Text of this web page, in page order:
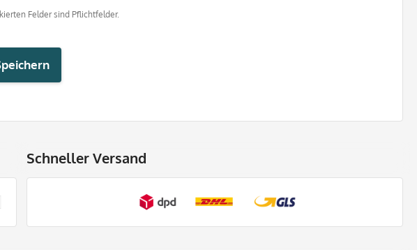
Felder sind Pflichtfelder.
Schneller Versand